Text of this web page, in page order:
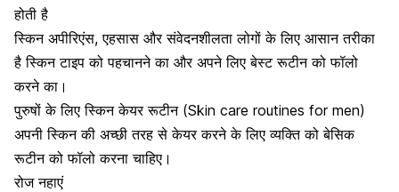
होती है
स्किन अपीरिएंस, एहसास और संवेदनशीलता लोगों के लिए आसान तरीका
है स्किन टाइप को पहचानने का और अपने लिए बेस्ट रूटीन को फॉलो
करने का।
पुरुषों के लिए स्किन केयर रूटीन (Skin care routines for men)
अपनी स्किन की अच्छी तरह से केयर करने के लिए व्यक्ति को बेसिक
रूटीन को फॉलो करना चाहिए।
रोज नहाएं